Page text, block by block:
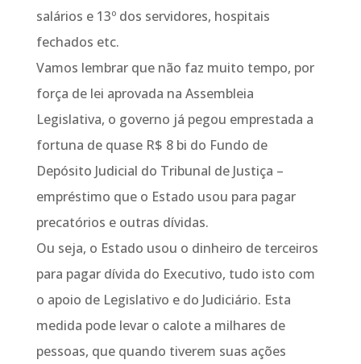
salários e 13º dos servidores, hospitais
fechados etc.
Vamos lembrar que não faz muito tempo, por
força de lei aprovada na Assembleia
Legislativa, o governo já pegou emprestada a
fortuna de quase R$ 8 bi do Fundo de
Depósito Judicial do Tribunal de Justiça –
empréstimo que o Estado usou para pagar
precatórios e outras dívidas.
Ou seja, o Estado usou o dinheiro de terceiros
para pagar dívida do Executivo, tudo isto com
o apoio de Legislativo e do Judiciário. Esta
medida pode levar o calote a milhares de
pessoas, que quando tiverem suas ações